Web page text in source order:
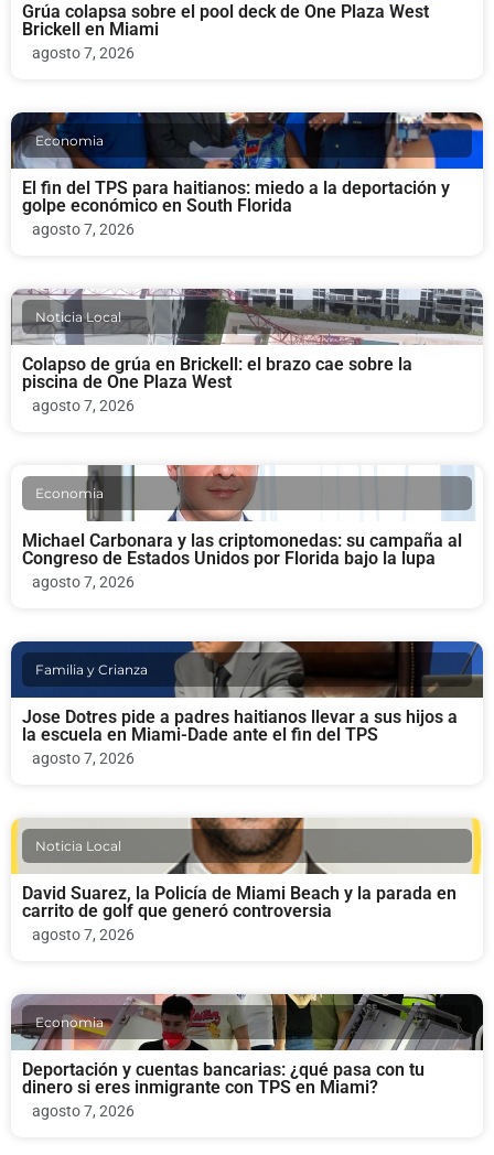
Grúa colapsa sobre el pool deck de One Plaza West
Brickell en Miami
agosto 7, 2026
Economia
El fin del TPS para haitianos: miedo a la deportación y
golpe económico en South Florida
agosto 7, 2026
Noticia Local
Colapso de grúa en Brickell: el brazo cae sobre la
piscina de One Plaza West
agosto 7, 2026
Economia
Michael Carbonara y las criptomonedas: su campaña al
Congreso de Estados Unidos por Florida bajo la lupa
agosto 7, 2026
Familia y Crianza
Jose Dotres pide a padres haitianos llevar a sus hijos a
la escuela en Miami-Dade ante el fin del TPS
agosto 7, 2026
Noticia Local
David Suarez, la Policía de Miami Beach y la parada en
carrito de golf que generó controversia
agosto 7, 2026
Economia
Deportación y cuentas bancarias: ¿qué pasa con tu
dinero si eres inmigrante con TPS en Miami?
agosto 7, 2026